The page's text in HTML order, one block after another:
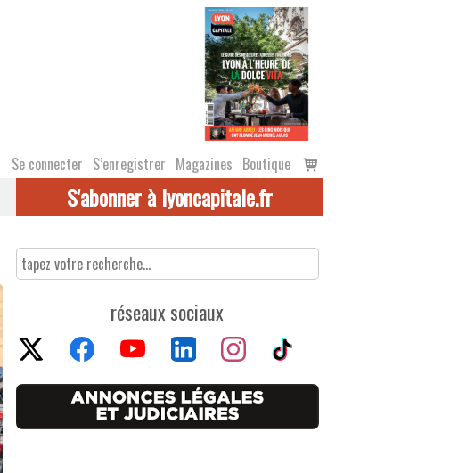
Se connecter S’enregistrer Magazines Boutique
Voir
le
S'abonner à lyoncapitale.fr
réseaux sociaux